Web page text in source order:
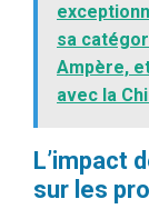
sa
Ampère,
avec la
L’impact
sur les